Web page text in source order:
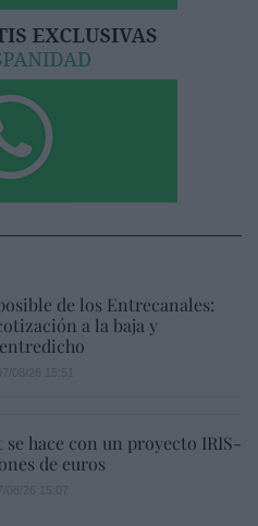
de los Entrecanales:
a la baja y
se hace con un proyecto IRIS-
de euros